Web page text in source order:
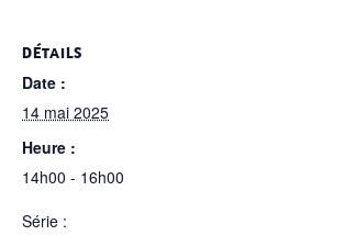
DÉTAILS
Date :
14 mai 2025
Heure :
14h00 - 16h00
Série :